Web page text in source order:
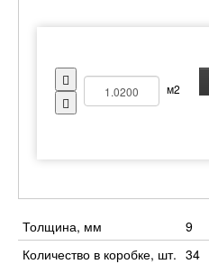
м2
Толщина, мм
9
Количество в коробке, шт. 34